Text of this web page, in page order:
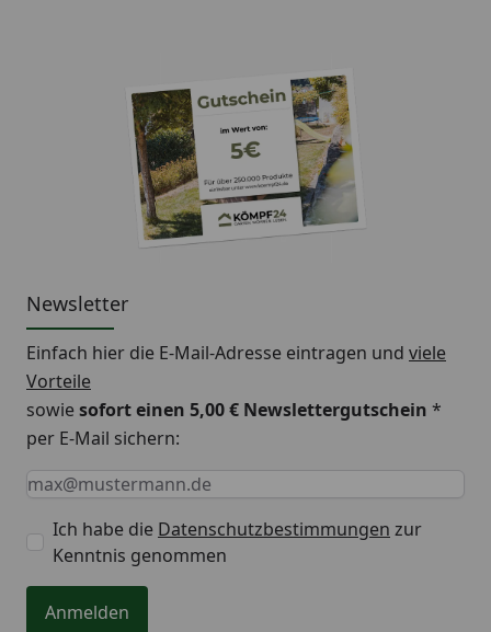
Newsletter
Einfach hier die E-Mail-Adresse eintragen und viele
Vorteile
sowiesofort einen 5,00 € Newslettergutschein *
per E-Mail sichern:
Keine Eingabe erforderlich
Eingabe erforderlich
E-Mail *
Ich habe die Datenschutzbestimmungen zur
Kenntnis genommen
Anmelden